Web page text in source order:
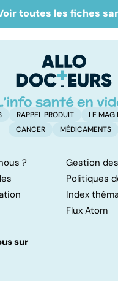
sur
d'angine ?
toutes les fiches
RAPPEL PRODUIT
LE MAG
CANCER
MÉDICAMENTS
?
Gestion
Politiques
Index
Flux Atom
sur